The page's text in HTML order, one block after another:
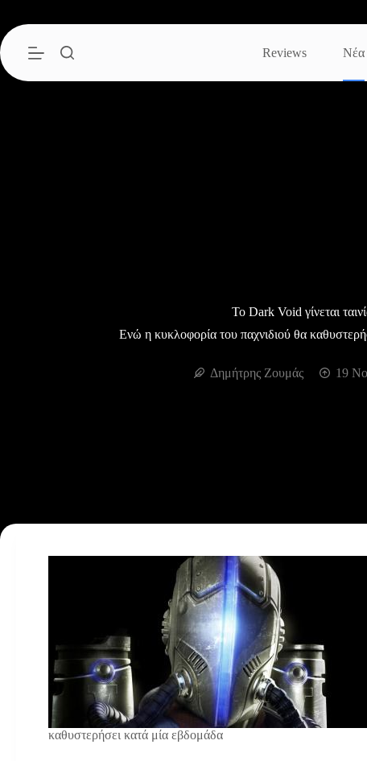
περιεχόμενο
Reviews
Νέα
Το Dark Void γίνεται
Ενώ η κυκλοφορία του παχνιδιού θα
Δημήτρης Ζουμάς 19
καθυστερήσει κατά μία εβδομάδα